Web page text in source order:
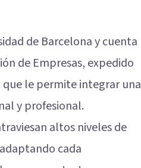
de Barcelona y cuenta
de Empresas, expedido
le permite integrar una
y profesional.
altos niveles de
cada